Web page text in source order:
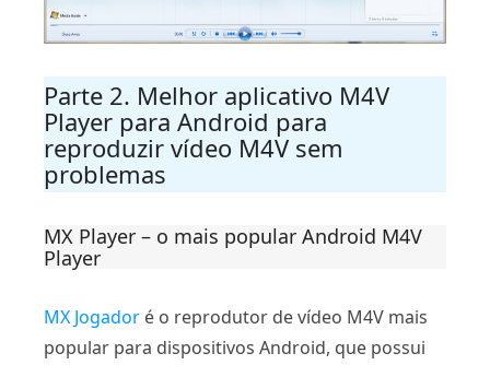
Parte 2. Melhor aplicativo M4V
Player para Android para
reproduzir vídeo M4V sem
problemas
MX Player – o mais popular Android M4V
Player
MX Jogador é o reprodutor de vídeo M4V mais
popular para dispositivos Android, que possui